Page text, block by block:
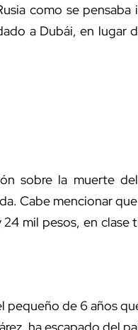
como se pensaba
a Dubái, en lugar
sobre la muerte
Cabe mencionar
mil pesos, en clase
pequeño de 6 años
ha escapado del